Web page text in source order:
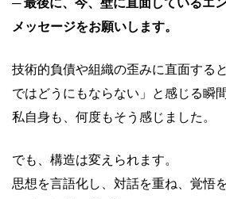
メッセージをお願いします。
技術的負債や組織の歪みに直面する
ではどうにもならない」と感じる瞬
私自身も、何度もそう感じました。
でも、構造は変えられます。
思想を言語化し、対話を重ね、覚悟